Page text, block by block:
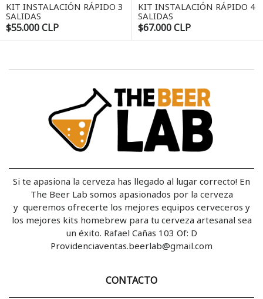
KIT INSTALACIÓN RÁPIDO 3
SALIDAS
$55.000 CLP
KIT INSTALACIÓN RÁPIDO 4
SALIDAS
$67.000 CLP
Si te apasiona la cerveza has llegado al lugar correcto! En
The Beer Lab somos apasionados por la cerveza
y queremos ofrecerte los mejores equipos cerveceros y
los mejores kits homebrew para tu cerveza artesanal sea
un éxito. Rafael Cañas 103 Of: D
Providenciaventas.beerlab@gmail.com
CONTACTO